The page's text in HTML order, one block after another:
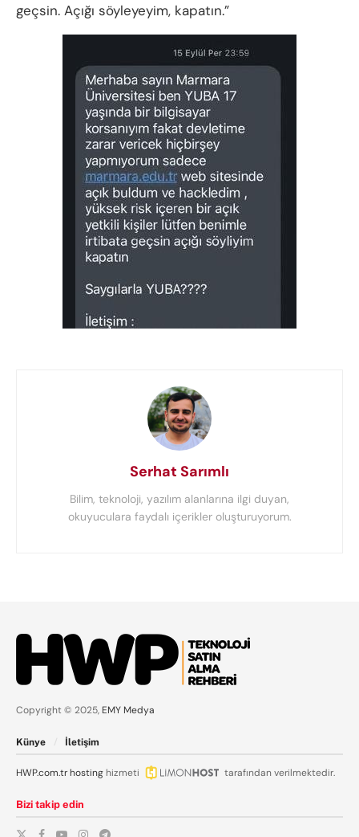
geçsin. Açığı söyleyeyim, kapatın.”
Serhat Sarımlı
Bilim, teknoloji, yazılım alanlarına ilgi duyan,
okuyuculara faydalı içerikler oluşturuyorum.
Copyright © 2025, EMY Medya
Künye İletişim
HWP.com.trhosting hizmeti tarafından verilmektedir.
Bizi takip edin